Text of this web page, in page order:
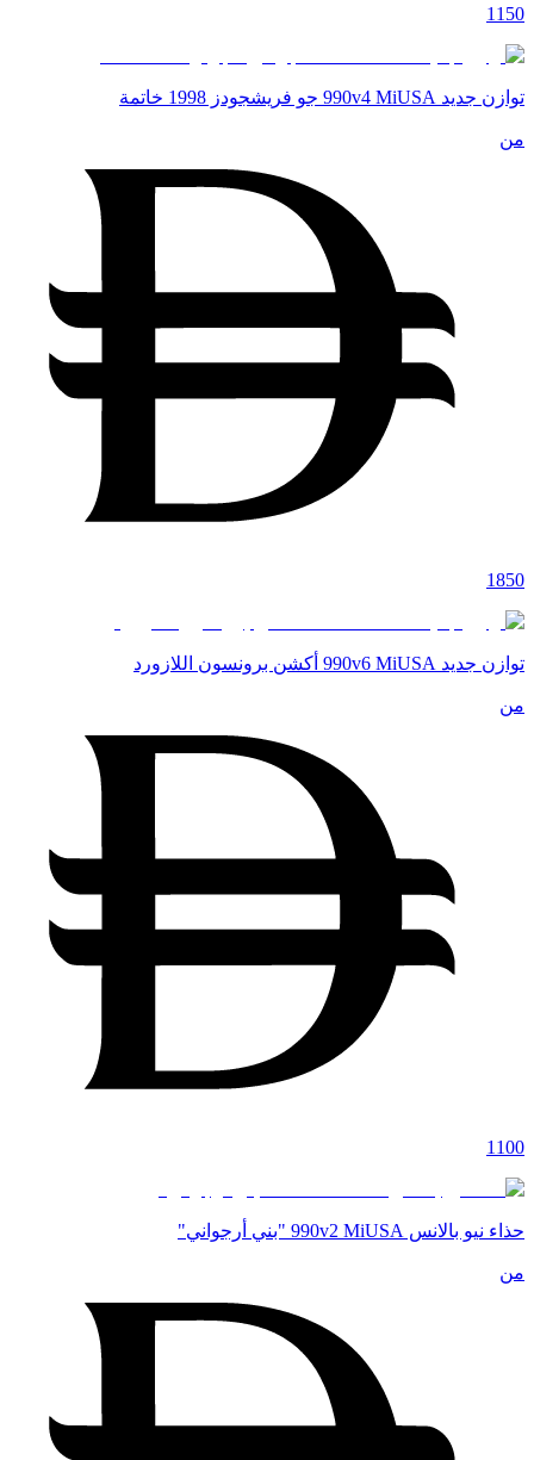
1150
توازن جديد 990v4 MiUSA جو فريشجودز 1998 خاتمة
من
1850
توازن جديد 990v6 MiUSA أكشن برونسون اللازورد
من
1100
حذاء نيو بالانس 990v2 MiUSA "بني أرجواني"
من